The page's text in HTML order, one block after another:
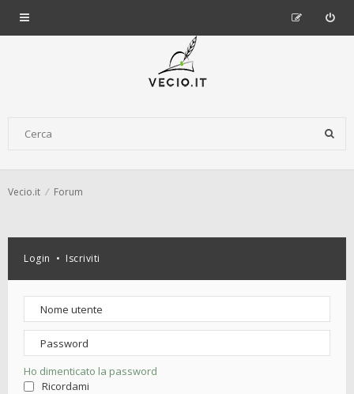
Vecio.it Forum
Login • Iscriviti
Ho dimenticato la password
Ricordami